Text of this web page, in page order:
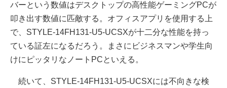
バーという数値はデスクトップの高性能ゲーミングPCが
叩き出す数値に匹敵する。オフィスアプリを使用する上
で、STYLE-14FH131-U5-UCSXが十二分な性能を持っ
ている証左になるだろう。まさにビジネスマンや学生向
けにピッタリなノートPCといえる。
続いて、STYLE-14FH131-U5-UCSXには不向きな検